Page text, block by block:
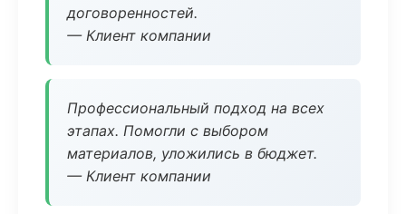
договоренностей.
— Клиент компании
Профессиональный подход на всех
этапах. Помогли с выбором
материалов, уложились в бюджет.
— Клиент компании